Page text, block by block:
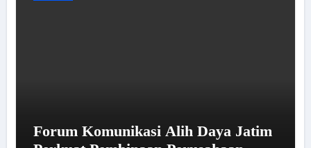
Forum Komunikasi Alih Daya Jatim